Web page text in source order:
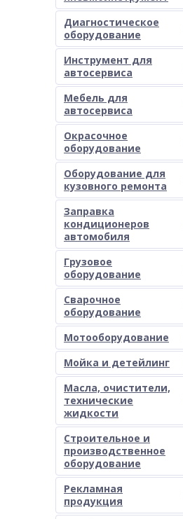
Диагностическое
оборудование
Инструмент для
автосервиса
Мебель для
автосервиса
Окрасочное
оборудование
Оборудование для
кузовного ремонта
Заправка
кондиционеров
автомобиля
Грузовое
оборудование
Сварочное
оборудование
Мотооборудование
Мойка и детейлинг
Масла, очистители,
технические
жидкости
Строительное и
производственное
оборудование
Рекламная
продукция